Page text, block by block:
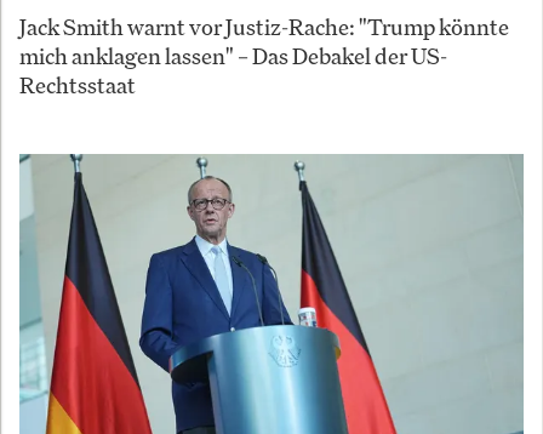
Jack Smith warnt vor Justiz-Rache: "Trump könnte
mich anklagen lassen" – Das Debakel der US-
Rechtsstaat